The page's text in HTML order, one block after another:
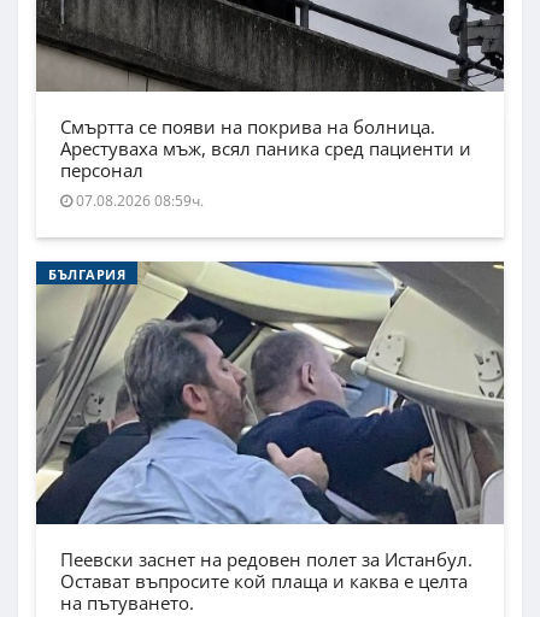
Смъртта се появи на покрива на болница.
Арестуваха мъж, всял паника сред пациенти и
персонал
07.08.2026 08:59ч.
БЪЛГАРИЯ
Пеевски заснет на редовен полет за Истанбул.
Остават въпросите кой плаща и каква е целта
на пътуването.